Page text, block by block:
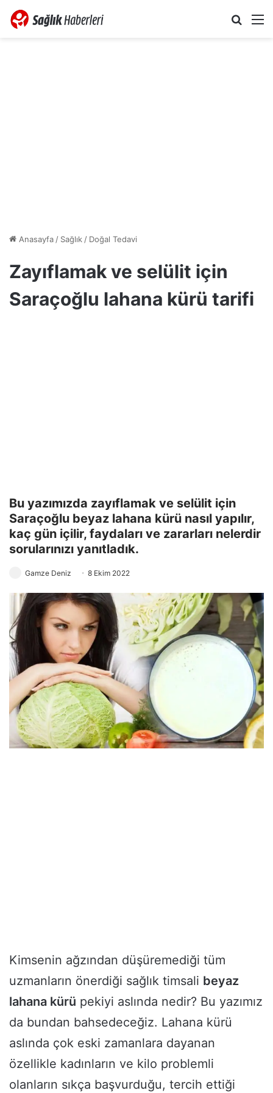
Anasayfa/ Sağlık/ Doğal Tedavi
Zayıflamak ve selülit için
Saraçoğlu lahana kürü tarifi
Bu yazımızda zayıflamak ve selülit için
Saraçoğlu beyaz lahana kürü nasıl yapılır,
kaç gün içilir, faydaları ve zararları nelerdir
sorularınızı yanıtladık.
Gamze Deniz 8 Ekim 2022
Kimsenin ağzından düşüremediği tüm
uzmanların önerdiği sağlık timsali beyaz
lahana kürü pekiyi aslında nedir? Bu yazımız
da bundan bahsedeceğiz. Lahana kürü
aslında çok eski zamanlara dayanan
özellikle kadınların ve kilo problemli
olanların sıkça başvurduğu, tercih ettiği